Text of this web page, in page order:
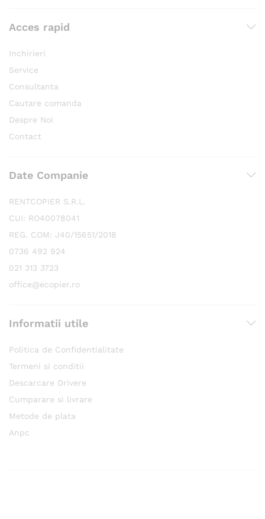
Acces rapid
Inchirieri
Service
Consultanta
Cautare comanda
Despre Noi
Contact
Date Companie
RENTCOPIER S.R.L.
CUI: RO40078041
REG. COM: J40/15651/2018
0736 492 924
021 313 3723
office@ecopier.ro
Informatii utile
Politica de Confidentialitate
Termeni si conditii
Descarcare Drivere
Cumparare si livrare
Metode de plata
Anpc